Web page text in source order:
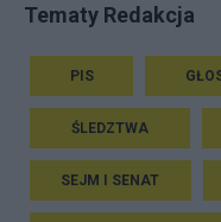
Tematy Redakcja
PIS
ŚLEDZTWA
SEJM I SENAT